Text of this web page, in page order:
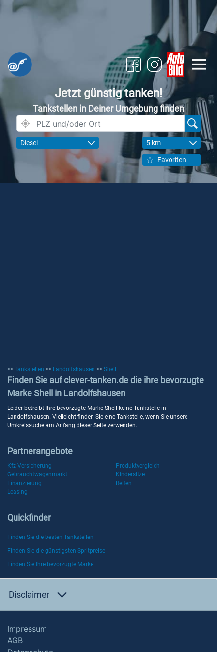
Jetzt günstig tanken!
Tankstellen in Deiner Umgebung finden
Diesel 5 km
Favoriten
>> Tankstellen >> Landolfshausen >> Shell
Finden Sie auf clever-tanken.de die ihre bevorzugte
Marke Shell in Landolfshausen
Leider betreibt Ihre bevorzugte Marke Shell keine Tankstelle in
Landolfshausen. Vielleicht finden Sie eine Tankstelle, wenn Sie unsere
Umkreissuche am Anfang dieser Seite verwenden.
Partnerangebote
Kfz-Versicherung
Produktvergleich
Gebrauchtwagenmarkt
Kindersitze
Finanzierung
Reifen
Leasing
Quickfinder
Finden Sie die besten Tankstellen
Finden Sie die günstigsten Spritpreise
Finden Sie Ihre bevorzugte Marke
Disclaimer
Impressum
AGB